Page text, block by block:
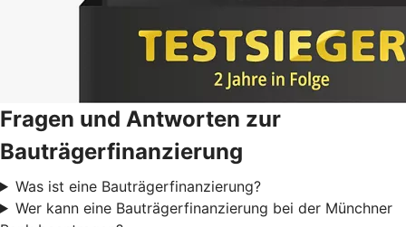
Fragen und Antworten zur
Bauträgerfinanzierung
Was ist eine Bauträgerfinanzierung?
Wer kann eine Bauträgerfinanzierung bei der Münchner